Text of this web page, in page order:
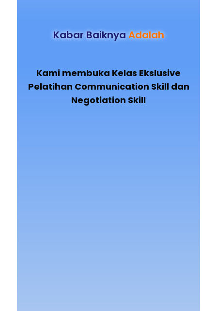
Kabar BaiknyaAdalah
Kami membuka Kelas Ekslusive
Pelatihan Communication Skill dan
Negotiation Skill